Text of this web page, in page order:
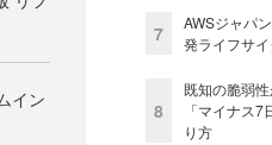
イン
7
AWSジャパ
発ライフサ
8
既知の脆弱
「マイナス
り方